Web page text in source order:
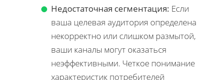
Недостаточная сегментация: Если
ваша целевая аудитория определена
некорректно или слишком размытой,
ваши каналы могут оказаться
неэффективными. Четкое понимание
характеристик потребителей